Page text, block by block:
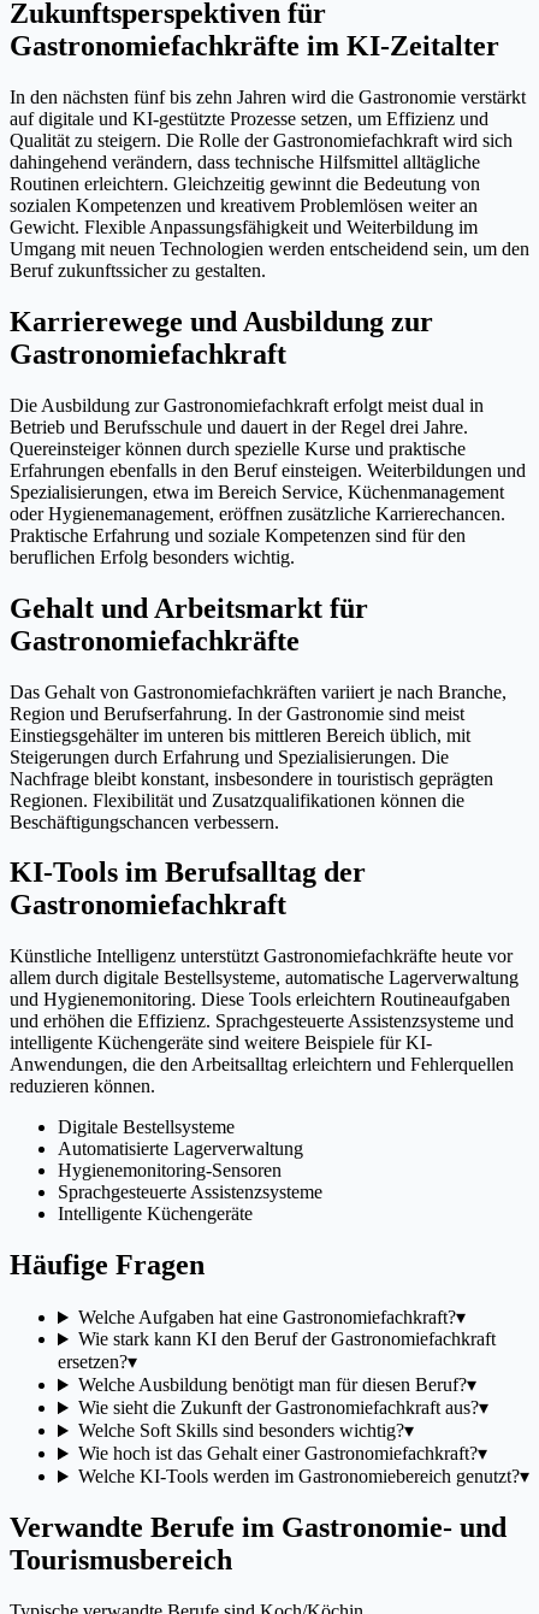
Zukunftsperspektiven für
Gastronomiefachkräfte im KI-Zeitalter
In den nächsten fünf bis zehn Jahren wird die Gastronomie verstärkt
auf digitale und KI-gestützte Prozesse setzen, um Effizienz und
Qualität zu steigern. Die Rolle der Gastronomiefachkraft wird sich
dahingehend verändern, dass technische Hilfsmittel alltägliche
Routinen erleichtern. Gleichzeitig gewinnt die Bedeutung von
sozialen Kompetenzen und kreativem Problemlösen weiter an
Gewicht. Flexible Anpassungsfähigkeit und Weiterbildung im
Umgang mit neuen Technologien werden entscheidend sein, um den
Beruf zukunftssicher zu gestalten.
Karrierewege und Ausbildung zur
Gastronomiefachkraft
Die Ausbildung zur Gastronomiefachkraft erfolgt meist dual in
Betrieb und Berufsschule und dauert in der Regel drei Jahre.
Quereinsteiger können durch spezielle Kurse und praktische
Erfahrungen ebenfalls in den Beruf einsteigen. Weiterbildungen und
Spezialisierungen, etwa im Bereich Service, Küchenmanagement
oder Hygienemanagement, eröffnen zusätzliche Karrierechancen.
Praktische Erfahrung und soziale Kompetenzen sind für den
beruflichen Erfolg besonders wichtig.
Gehalt und Arbeitsmarkt für
Gastronomiefachkräfte
Das Gehalt von Gastronomiefachkräften variiert je nach Branche,
Region und Berufserfahrung. In der Gastronomie sind meist
Einstiegsgehälter im unteren bis mittleren Bereich üblich, mit
Steigerungen durch Erfahrung und Spezialisierungen. Die
Nachfrage bleibt konstant, insbesondere in touristisch geprägten
Regionen. Flexibilität und Zusatzqualifikationen können die
Beschäftigungschancen verbessern.
KI-Tools im Berufsalltag der
Gastronomiefachkraft
Künstliche Intelligenz unterstützt Gastronomiefachkräfte heute vor
allem durch digitale Bestellsysteme, automatische Lagerverwaltung
und Hygienemonitoring. Diese Tools erleichtern Routineaufgaben
und erhöhen die Effizienz. Sprachgesteuerte Assistenzsysteme und
intelligente Küchengeräte sind weitere Beispiele für KI-
Anwendungen, die den Arbeitsalltag erleichtern und Fehlerquellen
reduzieren können.
Digitale Bestellsysteme
Automatisierte Lagerverwaltung
Hygienemonitoring-Sensoren
Sprachgesteuerte Assistenzsysteme
Intelligente Küchengeräte
Häufige Fragen
Welche Aufgaben hat eine Gastronomiefachkraft?▾
Wie stark kann KI den Beruf der Gastronomiefachkraft
ersetzen?▾
Welche Ausbildung benötigt man für diesen Beruf?▾
Wie sieht die Zukunft der Gastronomiefachkraft aus?▾
Welche Soft Skills sind besonders wichtig?▾
Wie hoch ist das Gehalt einer Gastronomiefachkraft?▾
Welche KI-Tools werden im Gastronomiebereich genutzt?▾
Verwandte Berufe im Gastronomie- und
Tourismusbereich